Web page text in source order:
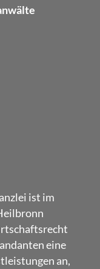
ist im
eine
an,